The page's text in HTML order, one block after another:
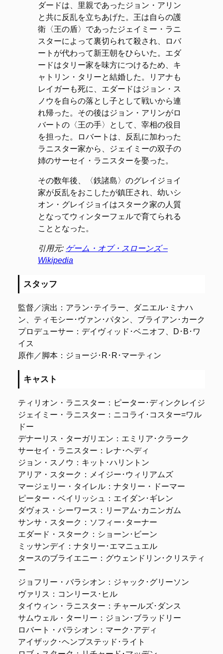
ダードは、里親であったジョン・アリン
と共に反乱を立ちあげた。王は自らの護
衛〈王の盾〉であったジェイミー・ラニ
スターによって裏切られて殺され、ロバ
ートが代わって新王朝をひらいた。エダ
ードはタリー家を味方につけるため、キ
ャトリン・タリーと結婚した。リアナも
レイガーも死に、エダードはジョン・ス
ノウを自らの落とし子として戦いから連
れ帰った。その後はジョン・アリンがロ
バートの〈王の手〉として、宰相の役目
を担った。ロバートは、反乱に加わった
ラニスター家から、ジェイミーの双子の
姉のサーセイ・ラニスターを娶った。
その数年後、〈鉄諸島〉のグレイジョイ
家が反乱をおこしたが鎮圧され、幼いシ
オン・グレイジョイはスターク家の人質
となってウィンターフェルで育てられる
こととなった。
引用元: ゲーム・オブ・スローンズ –
Wikipedia
スタッフ
監督／演出：アラン･テイラー、ダニエル･ミナハ
ン、ティモシー･ヴァン･パタン、ブライアン･カーク
プロデューサー：デイヴィッド･ベニオフ、D･B･ワ
イス
原作／脚本：ジョージ･R･R･マーティン
キャスト
ティリオン・ラニスター：ピーター･ディンクレイジ
ジェイミー・ラニスター：ニコライ･コスター=ワル
ドー
デナーリス・ターガリエン：エミリア･クラーク
サーセイ・ラニスター：レナ･ヘディ
ジョン・スノウ：キット･ハリントン
アリア・スターク：メイジー･ウィリアムズ
マージェリー・タイレル：ナタリー・ドーマー
ピーター・ベイリッシュ：エイダン･ギレン
ダヴォス・シーワース：リーアム･カニンガム
サンサ・スターク：ソフィー･ターナー
エダード・スターク：ショーン･ビーン
ミッサンデイ：ナタリー･エマニュエル
タースのブライエニー：グウェンドリン･クリスティ
ー
ジョフリー・バラシオン：ジャック･グリーソン
ヴァリス：コンリース･ヒル
タイウィン・ラニスター：チャールズ･ダンス
サムウェル・ターリー：ジョン･ブラッドリー
ロバート・バラシオン：マーク･アディ
アイザック･ヘンプステッド･ライト